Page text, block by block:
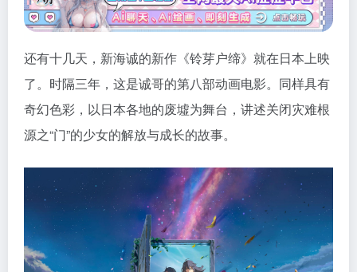
还有十几天，新海诚的新作《铃芽户缔》就在日本上映
了。时隔三年，这是诚哥的第八部动画电影。同样具有
奇幻色彩，以日本各地的废墟为舞台，讲述关闭灾难根
源之“门”的少女的解放与成长的故事。